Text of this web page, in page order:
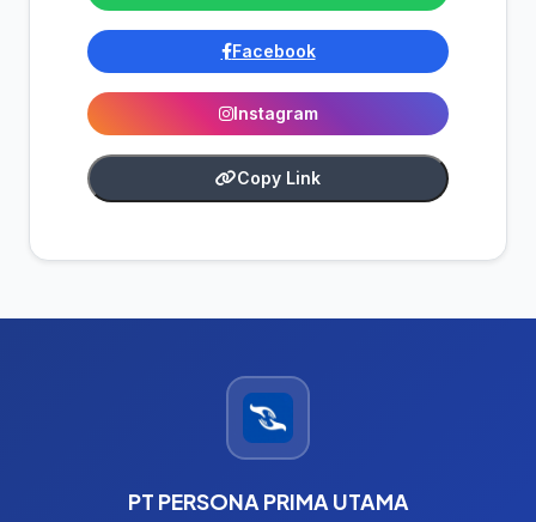
Facebook
Instagram
Copy Link
PT PERSONA PRIMA UTAMA